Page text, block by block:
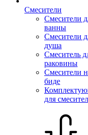
Смесители
Смесители
ванны
Смесители
душа
Смеситель
раковины
Смесители
биде
для